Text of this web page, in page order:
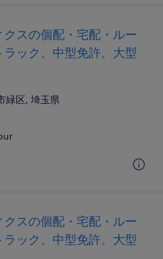
スの個配・宅配・ルー
ラック、中型免許、大型
緑区, 埼玉県
スの個配・宅配・ルー
ラック、中型免許、大型